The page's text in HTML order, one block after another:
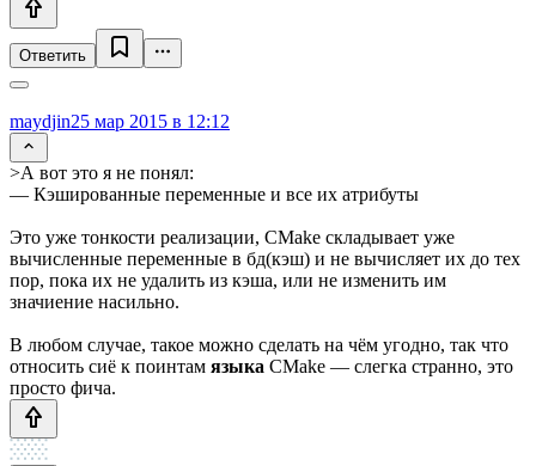
Ответить
maydjin25 мар 2015 в 12:12
>А вот это я не понял:
— Кэшированные переменные и все их атрибуты
Это уже тонкости реализации, CMake складывает уже
вычисленные переменные в бд(кэш) и не вычисляет их до тех
пор, пока их не удалить из кэша, или не изменить им
значиение насильно.
В любом случае, такое можно сделать на чём угодно, так что
относить сиё к поинтам языка CMake — слегка странно, это
просто фича.